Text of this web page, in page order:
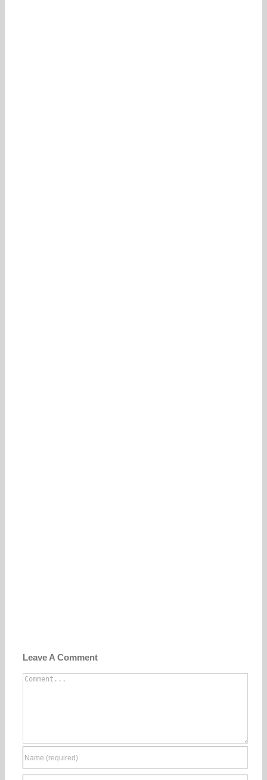
Leave A Comment
Comment